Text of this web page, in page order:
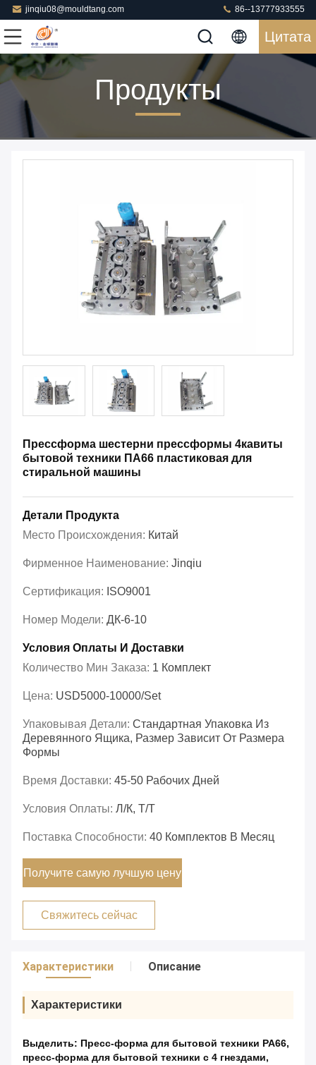
jinqiu08@mouldtang.com 86--13777933555
Цитата
Продукты
Прессформа шестерни прессформы 4кавиты
бытовой техники ПА66 пластиковая для
стиральной машины
Детали Продукта
Место Происхождения: Китай
Фирменное Наименование: Jinqiu
Сертификация: ISO9001
Номер Модели: ДК-6-10
Условия Оплаты И Доставки
Количество Мин Заказа: 1 Комплект
Цена: USD5000-10000/set
Упаковывая Детали: Стандартная Упаковка Из
Деревянного Ящика, Размер Зависит От Размера
Формы
Время Доставки: 45-50 Рабочих Дней
Условия Оплаты: Л/К, Т/Т
Поставка Способности: 40 Комплектов В Месяц
Получите самую лучшую цену
Свяжитесь сейчас
Характеристики Описание
Характеристики
Выделить: Пресс-форма для бытовой техники PA66,
пресс-форма для бытовой техники с 4 гнездами,